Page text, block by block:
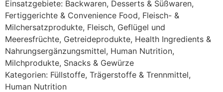
Einsatzgebiete: Backwaren, Desserts & Süßwaren,
Fertiggerichte & Convenience Food, Fleisch- &
Milchersatzprodukte, Fleisch, Geflügel und
Meeresfrüchte, Getreideprodukte, Health Ingredients &
Nahrungsergänzungsmittel, Human Nutrition,
Milchprodukte, Snacks & Gewürze
Kategorien: Füllstoffe, Trägerstoffe & Trennmittel,
Human Nutrition